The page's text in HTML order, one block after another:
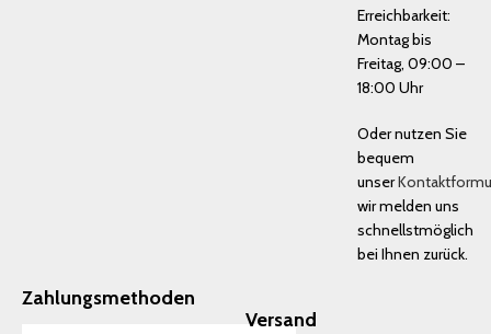
Erreichbarkeit:
Montag bis
Freitag, 09:00 –
18:00 Uhr
Oder nutzen Sie
bequem
unser
wir melden uns
schnellstmöglich
bei Ihnen zurück.
Zahlungsmethoden
Versand